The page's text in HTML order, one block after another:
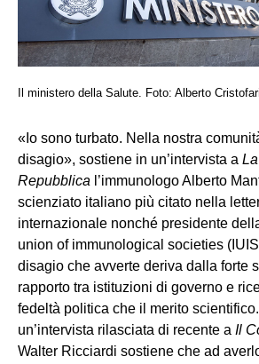
Il ministero della Salute. Foto: Alberto
«Io sono turbato. Nella nostra
disagio», sostiene in un’intervista a La
Repubblica l’immunologo Alberto
scienziato italiano più citato nella
internazionale nonché presidente
union of immunological societies
disagio che avverte deriva dalla forte
rapporto tra istituzioni di governo e
fedeltà politica che il merito
un’intervista rilasciata di recente a Il
Walter Ricciardi sostiene che ad